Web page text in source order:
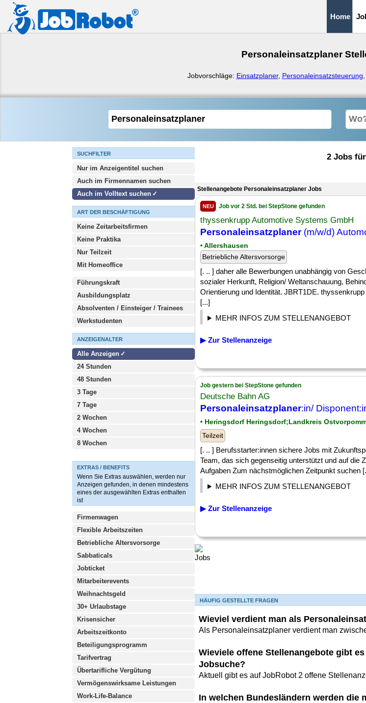
Home
Personaleinsatzplaner
Jobvorschläge: Einsatzplaner, Personaleinsatzsteuerung
SUCHFILTER
Nur im Anzeigentitel suchen
Auch im Firmennamen suchen
Auch im Volltext suchen
ART DER BESCHÄFTIGUNG
Keine Zeitarbeitsfirmen
Keine Praktika
Nur Teilzeit
Mit Homeoffice
Führungskraft
Ausbildungsplatz
Absolventen / Einsteiger / Trainees
Werkstudenten
ANZEIGENALTER
Alle Anzeigen
24 Stunden
48 Stunden
3 Tage
7 Tage
2 Wochen
4 Wochen
8 Wochen
EXTRAS / BENEFITS
Wenn Sie Extras auswählen, werden nur
Anzeigen gefunden, in denen mindestens
eines der ausgewählten Extras enthalten
ist
Firmenwagen
Flexible Arbeitszeiten
Betriebliche Altersvorsorge
Sabbaticals
Jobticket
Mitarbeiterevents
Weihnachtsgeld
30+ Urlaubstage
Krisensicher
Arbeitszeitkonto
Beteiligungsprogramm
Tarifvertrag
Übertarifliche Vergütung
Vermögenswirksame Leistungen
Work-Life-Balance
2 Jobs
Stellenangebote Personaleinsatzplaner Jobs
NEU Job vor 2 Std. bei StepStone gefunden
thyssenkrupp Automotive Systems GmbH
Personaleinsatzplaner(m/w/d)
• Allershausen
Betriebliche Altersvorsorge
[. .. ] daher alle Bewerbungen unabhängig von
sozialer Herkunft, Religion/ Weltanschauung,
Orientierung und Identität. JBRT1DE.
[...]
MEHR INFOS ZUM STELLENANGEBOT
▶ Zur Stellenanzeige
Job gestern bei StepStone gefunden
Deutsche Bahn AG
Personaleinsatzplaner:in/
• Heringsdorf Heringsdorf;Landkreis
Teilzeit
[. .. ] Berufsstarter:innen sichere Jobs mit
Team, das sich gegenseitig unterstützt und auf die
Aufgaben Zum nächstmöglichen Zeitpunkt suchen
MEHR INFOS ZUM STELLENANGEBOT
▶ Zur Stellenanzeige
HÄUFIG GESTELLTE FRAGEN
Wieviel verdient man als
Als Personaleinsatzplaner verdient man
Wieviele offene Stellenangebote gibt
Jobsuche?
Aktuell gibt es auf JobRobot 2 offene
In welchen Bundesländern werden die